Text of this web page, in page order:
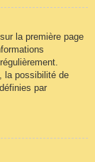
la première page
la possibilité de
par